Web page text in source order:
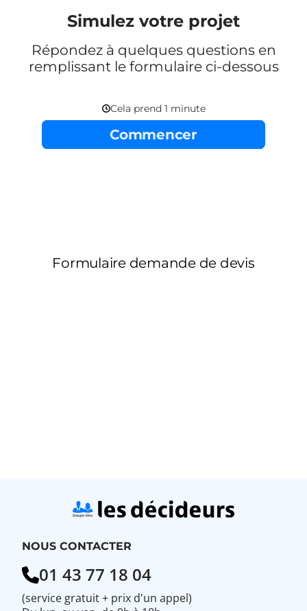
Simulez votre projet
Répondez à quelques questions en
remplissant le formulaire ci-dessous
NOUS CONTACTER
01 43 77 18 04
(service gratuit + prix d'un appel)